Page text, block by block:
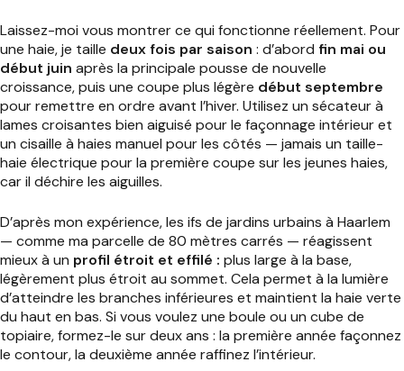
Laissez-moi vous montrer ce qui fonctionne réellement. Pour
une haie, je taille deux fois par saison : d’abord fin mai ou
début juin après la principale pousse de nouvelle
croissance, puis une coupe plus légère début septembre
pour remettre en ordre avant l’hiver. Utilisez un sécateur à
lames croisantes bien aiguisé pour le façonnage intérieur et
un cisaille à haies manuel pour les côtés — jamais un taille-
haie électrique pour la première coupe sur les jeunes haies,
car il déchire les aiguilles.
D’après mon expérience, les ifs de jardins urbains à Haarlem
— comme ma parcelle de 80 mètres carrés — réagissent
mieux à un profil étroit et effilé : plus large à la base,
légèrement plus étroit au sommet. Cela permet à la lumière
d’atteindre les branches inférieures et maintient la haie verte
du haut en bas. Si vous voulez une boule ou un cube de
topiaire, formez-le sur deux ans : la première année façonnez
le contour, la deuxième année raffinez l’intérieur.